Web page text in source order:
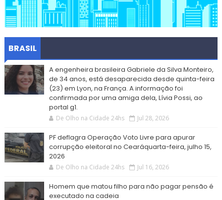
BRASIL
A engenheira brasileira Gabriele da Silva Monteiro,
de 34 anos, está desaparecida desde quinta-feira
(23) em Lyon, na França. A informação foi
confirmada por uma amiga dela, Lívia Possi, ao
portal g1.
De Olho na Cidade 24hs Jul 28, 2026
PF deflagra Operação Voto Livre para apurar
corrupção eleitoral no Cearáquarta-feira, julho 15,
2026
De Olho na Cidade 24hs Jul 16, 2026
Homem que matou filho para não pagar pensão é
executado na cadeia